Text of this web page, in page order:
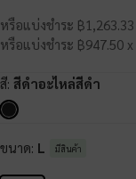
หรือแบ่งชำระ ฿
หรือแบ่งชำระ ฿947.50
สี: สีดำอะไหล่สีดำ
ขนาด: L มีสินค้า